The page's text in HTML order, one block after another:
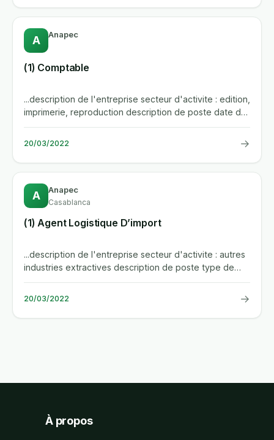
A Anapec
(1) Comptable
...description de l'entreprise secteur d'activite : edition,
imprimerie, reproduction description de poste date de
debut :...
20/03/2022 →
A Anapec
Casablanca
(1) Agent Logistique D’import
...description de l'entreprise secteur d'activite : autres
industries extractives description de poste type de
contrat :...
20/03/2022 →
À propos